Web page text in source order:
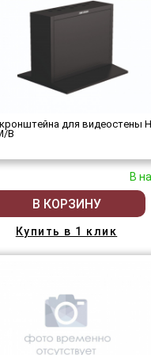
для видеостены
B
В
В КОРЗИНУ
Купить в 1 клик